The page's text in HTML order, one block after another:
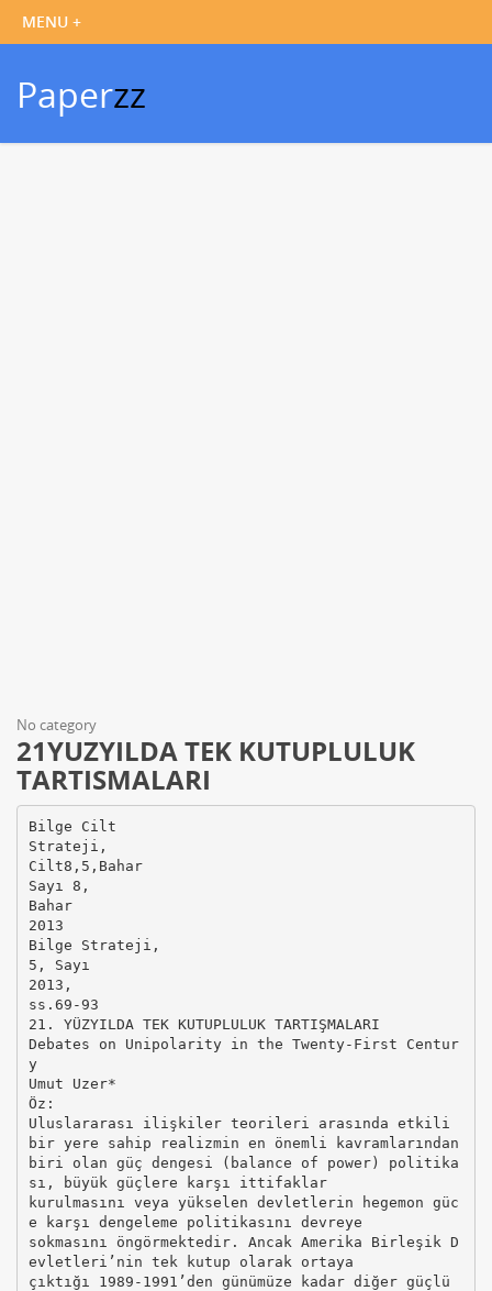
Paperzz
No category
21YUZYILDA TEK KUTUPLULUK
TARTISMALARI
Bilge Cilt
Strateji,
Cilt8,5,Bahar
Sayı 8,
Bahar
2013
Bilge Strateji,
5, Sayı
2013,
ss.69-93
21. YÜZYILDA TEK KUTUPLULUK TARTIŞMALARI
Debates on Unipolarity in the Twenty-First Centur
y
Umut Uzer*
Öz:
Uluslararası ilişkiler teorileri arasında etkili
bir yere sahip realizmin en önemli kavramlarından
biri olan güç dengesi (balance of power) politika
sı, büyük güçlere karşı ittifaklar
kurulmasını veya yükselen devletlerin hegemon güc
e karşı dengeleme politikasını devreye
sokmasını öngörmektedir. Ancak Amerika Birleşik D
evletleri’nin tek kutup olarak ortaya
çıktığı 1989-1991’den günümüze kadar diğer güçlü